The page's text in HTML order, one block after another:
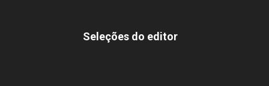
Seleções do editor